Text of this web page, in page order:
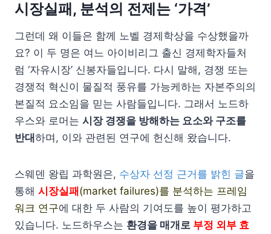
시장실패, 분석의 전제는 ‘가격’
그런데 왜 이들은 함께 노벨 경제학상을 수상했을까
요? 이 두 명은 여느 아이비리그 출신 경제학자들처
럼 ‘자유시장’ 신봉자들입니다. 다시 말해, 경쟁 또는
경쟁적 혁신이 물질적 풍유를 가능케하는 자본주의의
본질적 요소임을 믿는 사람들입니다. 그래서 노드하
우스와 로머는 시장 경쟁을 방해하는 요소와 구조를
반대하며, 이와 관련된 연구에 헌신해 왔습니다.
스웨덴 왕립 과학원은, 수상자 선정 근거를 밝힌 글을
통해 시장실패(market failures)를 분석하는 프레임
워크 연구에 대한 두 사람의 기여도를 높이 평가하고
있습니다. 노드하우스는 환경을 매개로 부정 외부 효